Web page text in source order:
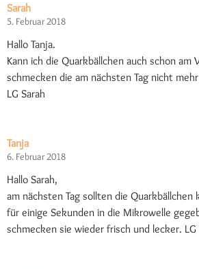
Sarah
5. Februar 2018
Hallo Tanja.
Kann ich die Quarkbällchen auch schon am
schmecken die am nächsten Tag nicht
LG Sarah
Tanja
6. Februar 2018
Hallo Sarah,
am nächsten Tag sollten die Quarkbällchen
für einige Sekunden in die Mikrowelle
schmecken sie wieder frisch und lecker. LG